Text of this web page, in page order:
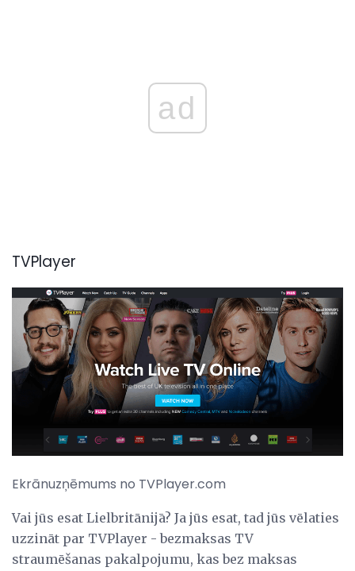
ad
TVPlayer
Ekrānuzņēmums no TVPlayer.com
Vai jūs esat Lielbritānijā? Ja jūs esat, tad jūs vēlaties
uzzināt par TVPlayer - bezmaksas TV
straumēšanas pakalpojumu, kas bez maksas